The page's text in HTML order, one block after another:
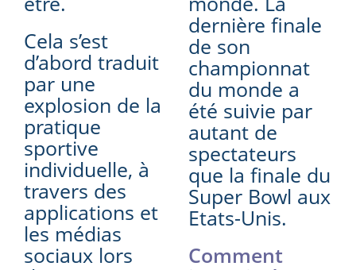
Cela s’est
d’abord traduit
par une
explosion de la
pratique
sportive
individuelle, à
travers des
applications et
les médias
sociaux lors
dernière finale
de son
championnat
du monde a
été suivie par
autant de
spectateurs
que la finale du
Super Bowl aux
Etats-Unis.
Comment